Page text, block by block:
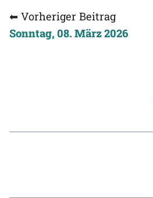
⬅ Vorheriger Beitrag
Sonntag, 08. März 2026